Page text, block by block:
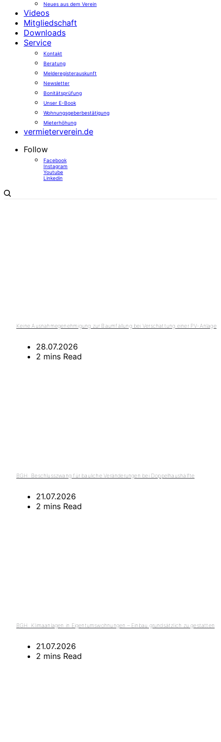
Neues aus dem Verein
Videos
Mitgliedschaft
Downloads
Service
Kontakt
Beratung
Melderegisterauskunft
Newsletter
Bonitätsprüfung
Unser E-Book
Wohnungsgeberbestätigung
Mieterhöhung
vermieterverein.de
Follow
Facebook
Instagram
Youtube
Linkedin
Keine Ausnahmegenehmigung zur Baumfällung bei Verschattung einer PV-Anlage
28.07.2026
2 mins Read
BGH: Beschlusszwang für bauliche Veränderungen bei Doppelhaushälfte
21.07.2026
2 mins Read
BGH: Klimaanlagen in Eigentumswohnungen – Einbau grundsätzlich zu gestatten
21.07.2026
2 mins Read